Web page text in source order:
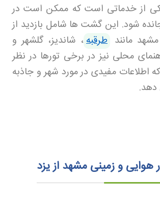
از خدماتی است که ممکن است در
شود. این گشت ها شامل بازدید از
مانند طرقبه، شاندیز، گلشهر و
محلی نیز در برخی تورها در نظر
اطلاعات مفیدی در مورد شهر و جاذبه
دهد.
هوایی و زمینی مشهد از یزد